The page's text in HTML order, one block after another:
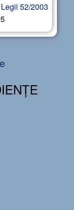
52/2003